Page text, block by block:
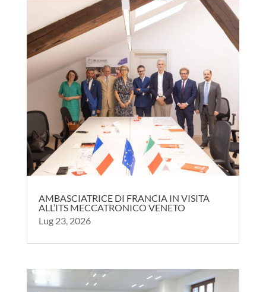
AMBASCIATRICE DI FRANCIA IN VISITA
ALL’ITS MECCATRONICO VENETO
Lug 23, 2026